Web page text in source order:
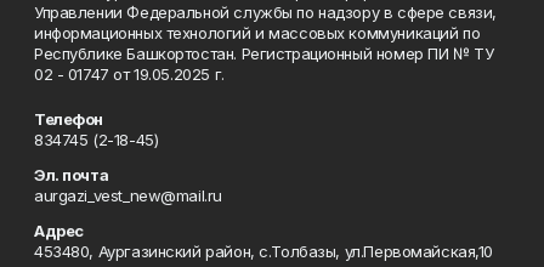
Управлении Федеральной службы по надзору в сфере связи,
информационных технологий и массовых коммуникаций по
Республике Башкортостан. Регистрационный номер ПИ № ТУ
02 - 01747 от 19.05.2025 г.
Телефон
834745 (2-18-45)
Эл. почта
aurgazi_vest_new@mail.ru
Адрес
453480, Аургазинский район, с.Толбазы, ул.Первомайская,10